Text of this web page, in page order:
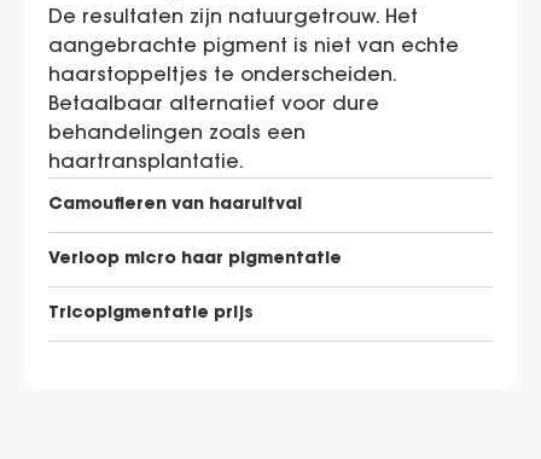
De resultaten zijn natuurgetrouw. Het
aangebrachte pigment is niet van echte
haarstoppeltjes te onderscheiden.
Betaalbaar alternatief voor dure
behandelingen zoals een
haartransplantatie.
Camoufleren van haaruitval
Verloop micro haar pigmentatie
Tricopigmentatie prijs